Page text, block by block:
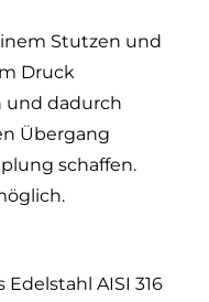
Stutzen und
Druck
und dadurch
Übergang
schaffen.
AISI 316